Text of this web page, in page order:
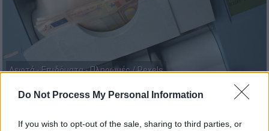
Do Not Process My Personal Information
If you wish to opt-out of the sale, sharing to third parties, or
Λεφτά - Επιδόματα - Πληρωμές / Pexels